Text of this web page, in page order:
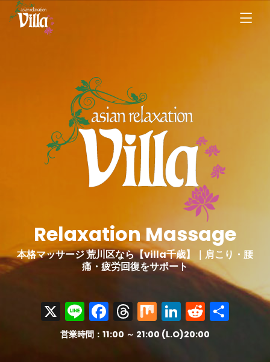
Relaxation Massage
本格マッサージ 荒川区なら【villa千歳】｜肩こり・腰
痛・疲労回復をサポート
X LineFacebook
Threads
MixLinkedIn
Reddit
共
営業時間：11:00 ～ 21:00 (L.O)20:00